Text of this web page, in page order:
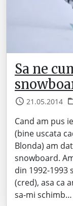
Sa ne
21.05.2014
Cand am pus
(bine uscata
Blonda) am
snowboard.
din 1992-1993
(cred), asa ca
sa-mi schimb…